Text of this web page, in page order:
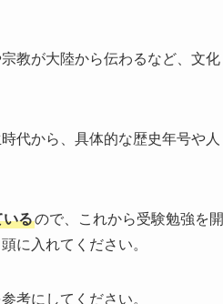
教が大陸から伝わるなど、文化
代から、具体的な歴史年号や人
いるので、これから受験勉強を開
に入れてください。
考にしてください。